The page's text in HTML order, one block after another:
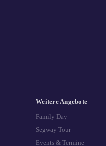
Weitere Angebote
Family Day
Segway Tour
Events & Termine